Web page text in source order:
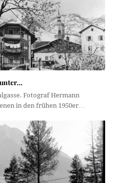
Fotograf Hermann
in den frühen 1950er…